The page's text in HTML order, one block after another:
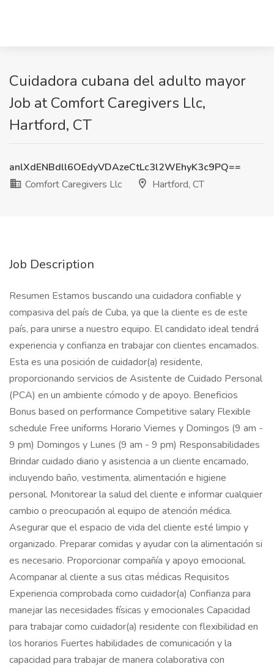
Cuidadora cubana del adulto mayor
Job at Comfort Caregivers Llc,
Hartford, CT
anlXdENBdll6OEdyVDAzeCtLc3l2WEhyK3c9PQ==
Comfort Caregivers Llc
Hartford, CT
Job Description
Resumen Estamos buscando una cuidadora confiable y
compasiva del país de Cuba, ya que la cliente es de este
país, para unirse a nuestro equipo. El candidato ideal tendrá
experiencia y confianza en trabajar con clientes encamados.
Esta es una posición de cuidador(a) residente,
proporcionando servicios de Asistente de Cuidado Personal
(PCA) en un ambiente cómodo y de apoyo. Beneficios
Bonus based on performance Competitive salary Flexible
schedule Free uniforms Horario Viernes y Domingos (9 am -
9 pm) Domingos y Lunes (9 am - 9 pm) Responsabilidades
Brindar cuidado diario y asistencia a un cliente encamado,
incluyendo baño, vestimenta, alimentación e higiene
personal. Monitorear la salud del cliente e informar cualquier
cambio o preocupación al equipo de atención médica.
Asegurar que el espacio de vida del cliente esté limpio y
organizado. Preparar comidas y ayudar con la alimentación si
es necesario. Proporcionar compañía y apoyo emocional.
Acompanar al cliente a sus citas médicas Requisitos
Experiencia comprobada como cuidador(a) Confianza para
manejar las necesidades físicas y emocionales Capacidad
para trabajar como cuidador(a) residente con flexibilidad en
los horarios Fuertes habilidades de comunicación y la
capacidad para trabajar de manera colaborativa con